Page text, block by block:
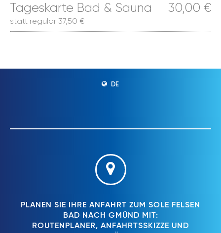
Tageskarte Bad & Sauna 30,00 €
statt regulär 37,50 €
DE
PLANEN SIE IHRE ANFAHRT ZUM SOLE FELSEN
BAD NACH GMÜND MIT:
ROUTENPLANER, ANFAHRTSSKIZZE UND